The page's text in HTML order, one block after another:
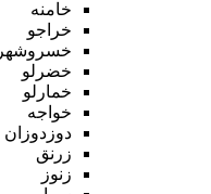
خامنه
خراجو
خسروشهر
خضرلو
خمارلو
خواجه
دوزدوزان
زرنق
زنوز